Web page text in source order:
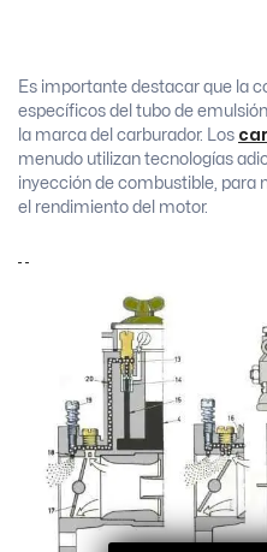
Es importante destacar que la
específicos del tubo de
la marca del carburador. Los
menudo utilizan tecnologías
inyección de combustible, para
el rendimiento del motor.